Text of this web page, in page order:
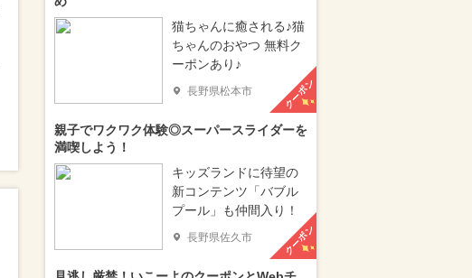
猫ちゃんに癒される♪猫
ちゃんのおやつ 無料ク
ーポンあり♪
長野県松本市 クーポン
親子でワクワク体験◎スーパースライダーを
満喫しよう！
キッズランドに待望の
新コンテンツ「バブル
プール」も仲間入り！
長野県佐久市 クーポン